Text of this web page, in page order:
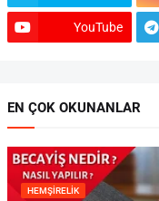
YouTube
EN ÇOK OKUNANLAR
HEMŞIRELIK